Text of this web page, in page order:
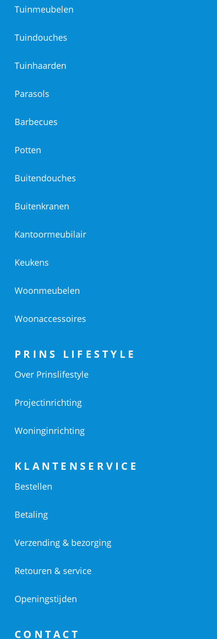
Tuinmeubelen
Tuindouches
Tuinhaarden
Parasols
Barbecues
Potten
Buitendouches
Buitenkranen
Kantoormeubilair
Keukens
Woonmeubelen
Woonaccessoires
PRINS LIFESTYLE
Over Prinslifestyle
Projectinrichting
Woninginrichting
KLANTENSERVICE
Bestellen
Betaling
Verzending & bezorging
Retouren & service
Openingstijden
CONTACT